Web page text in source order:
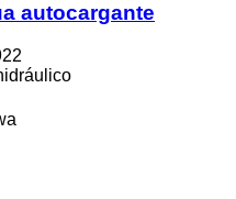
autocargante